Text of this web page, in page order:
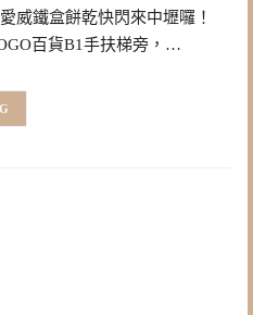
威鐵盒餅乾快閃來中壢囉！
百貨B1手扶梯旁，…